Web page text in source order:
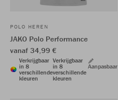
POLO HEREN
JAKO Polo Performance
vanaf 34,99 €
Verkrijgbaar
in 8
verschillende
kleuren
Verkrijgbaar
in 8
verschillende
kleuren
Aanpasbaar